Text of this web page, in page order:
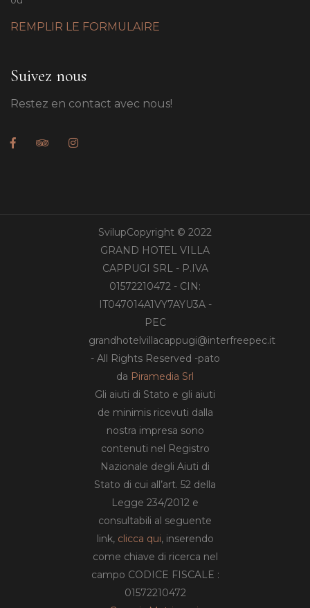
REMPLIR LE FORMULAIRE
Suivez nous
Restez en contact avec nous!
SvilupCopyright © 2022
GRAND HOTEL VILLA
CAPPUGI SRL - P.IVA
01572210472 - CIN:
IT047014A1VY7AYU3A -
PEC
grandhotelvillacappugi@interfreepec.it
- All Rights Reserved -pato
da Piramedia Srl
Gli aiuti di Stato e gli aiuti
de minimis ricevuti dalla
nostra impresa sono
contenuti nel Registro
Nazionale degli Aiuti di
Stato di cui all’art. 52 della
Legge 234/2012 e
consultabili al seguente
link, clicca qui, inserendo
come chiave di ricerca nel
campo CODICE FISCALE :
01572210472